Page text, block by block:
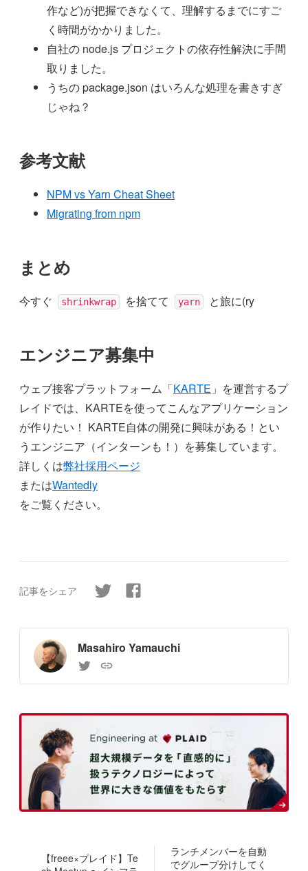
作など)が把握できなくて、理解するまでにすご
く時間がかかりました。
自社の node.js プロジェクトの依存性解決に手間
取りました。
うちの package.json はいろんな処理を書きすぎ
じゃね？
参考文献
NPM vs Yarn Cheat Sheet
Migrating from npm
まとめ
今すぐ shrinkwrap を捨てて yarn と旅に(ry
エンジニア募集中
ウェブ接客プラットフォーム「KARTE 」を運営するプ
レイドでは、KARTEを使ってこんなアプリケーション
が作りたい！ KARTE自体の開発に興味がある！とい
うエンジニア（インターンも！）を募集しています。
詳しくは弊社採用ページ
またはWantedly
をご覧ください。
記事をシェア
Masahiro Yamauchi
【freee×プレイド】Te
ランチメンバーを自動
でグループ分けしてく